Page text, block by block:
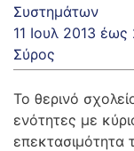
Συστημάτων
11 Ιουλ 2013 έως
Σύρος
Το θερινό
ενότητες με
επεκτασιμότητα